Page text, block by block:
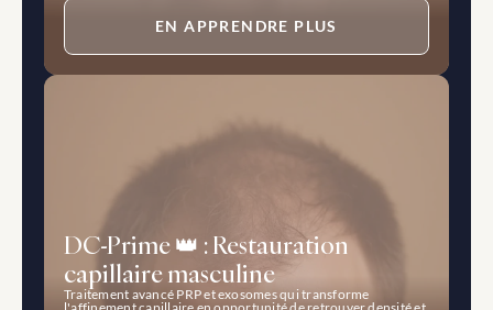
EN APPRENDRE PLUS
Traitement avancé PRP et exosomes qui transforme
DC-Prime 👑 : Restauration
capillaire masculine